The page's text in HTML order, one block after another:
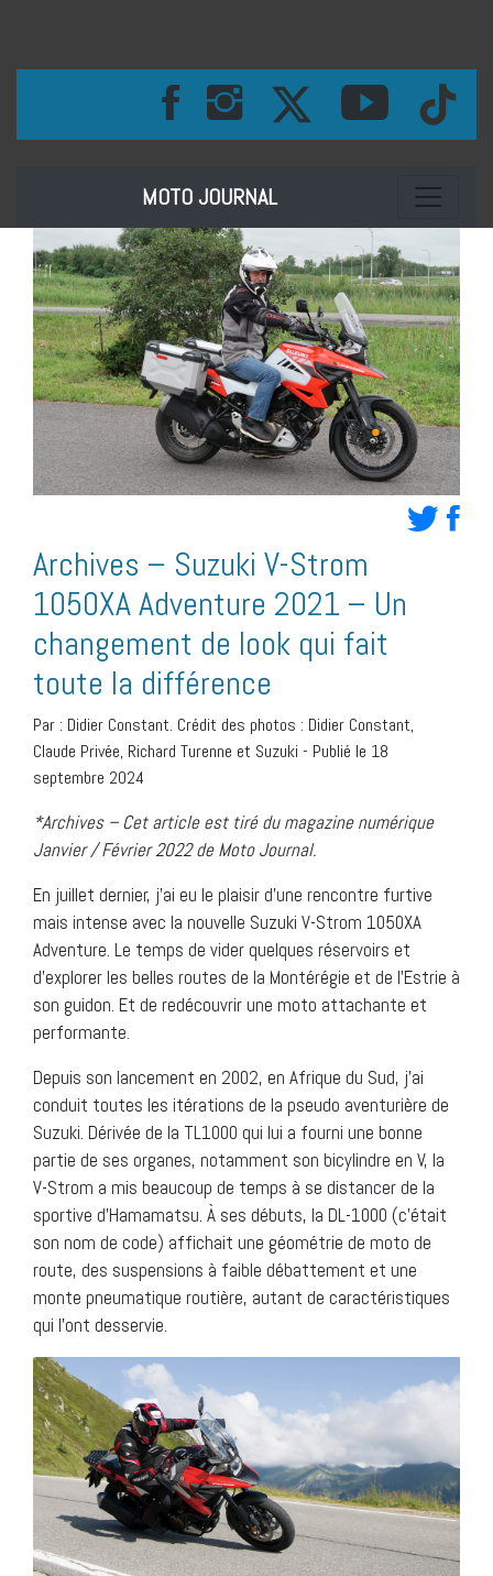
MOTO JOURNAL Toggle
Archives – Suzuki V-Strom
1050XA Adventure 2021 – Un
changement de look qui fait
toute la différence
Par : Didier Constant. Crédit des photos : Didier Constant,
Claude Privée, Richard Turenne et Suzuki - Publié le 18
septembre 2024
*Archives – Cet article est tiré du magazine numérique
Janvier / Février 2022 de Moto Journal.
En juillet dernier, j’ai eu le plaisir d’une rencontre furtive
mais intense avec la nouvelle Suzuki V-Strom 1050XA
Adventure. Le temps de vider quelques réservoirs et
d’explorer les belles routes de la Montérégie et de l’Estrie à
son guidon. Et de redécouvrir une moto attachante et
performante.
Depuis son lancement en 2002, en Afrique du Sud, j’ai
conduit toutes les itérations de la pseudo aventurière de
Suzuki. Dérivée de la TL1000 qui lui a fourni une bonne
partie de ses organes, notamment son bicylindre en V, la
V-Strom a mis beaucoup de temps à se distancer de la
sportive d’Hamamatsu. À ses débuts, la DL-1000 (c’était
son nom de code) affichait une géométrie de moto de
route, des suspensions à faible débattement et une
monte pneumatique routière, autant de caractéristiques
qui l’ont desservie.